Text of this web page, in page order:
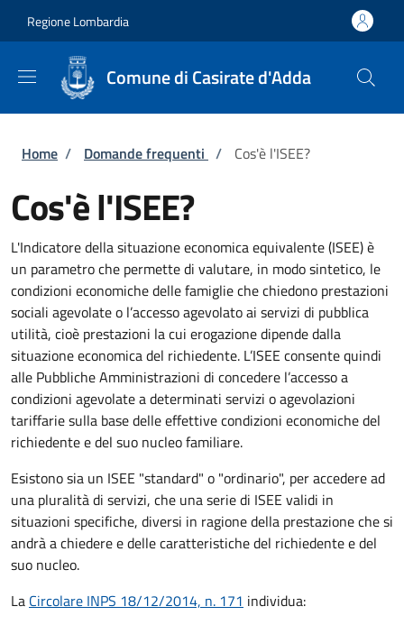
Regione Lombardia
Comune di Casirate d'Adda
Briciole di pane
Home / Domande frequenti / Cos'è l'ISEE?
Cos'è l'ISEE?
L'Indicatore della situazione economica equivalente (ISEE) è
un parametro che permette di valutare, in modo sintetico, le
condizioni economiche delle famiglie che chiedono prestazioni
sociali agevolate o l’accesso agevolato ai servizi di pubblica
utilità, cioè prestazioni la cui erogazione dipende dalla
situazione economica del richiedente. L’ISEE consente quindi
alle Pubbliche Amministrazioni di concedere l’accesso a
condizioni agevolate a determinati servizi o agevolazioni
tariffarie sulla base delle effettive condizioni economiche del
richiedente e del suo nucleo familiare.
Esistono sia un ISEE "standard" o "ordinario", per accedere ad
una pluralità di servizi, che una serie di ISEE validi in
situazioni specifiche, diversi in ragione della prestazione che si
andrà a chiedere e delle caratteristiche del richiedente e del
suo nucleo.
La Circolare INPS 18/12/2014, n. 171 individua: